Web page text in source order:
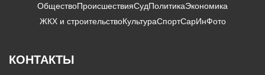
ОбществоПроисшествияСудПолитикаЭкономика
ЖКХ и строительствоКультураСпортСарИнФото
КОНТАКТЫ